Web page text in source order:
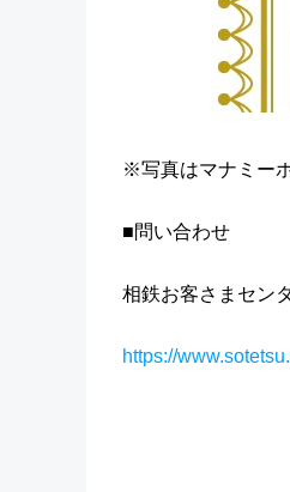
※写真はマナミー
■問い合わせ
相鉄お客さまセン
https://